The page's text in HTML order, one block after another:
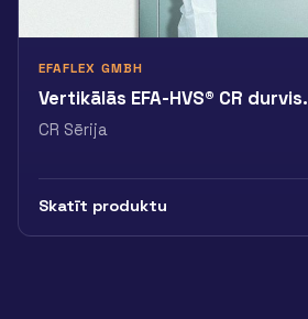
EFAFLEX GMBH
Vertikālās EFA-HVS® CR durvis.
CR Sērija
Skatīt produktu